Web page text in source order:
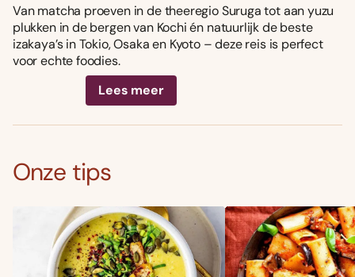
Van matcha proeven in de theeregio Suruga tot aan yuzu
plukken in de bergen van Kochi én natuurlijk de beste
izakaya’s in Tokio, Osaka en Kyoto – deze reis is perfect
voor echte foodies.
Lees meer
Onze tips